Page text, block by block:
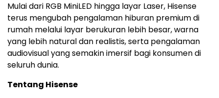
Mulai dari RGB MiniLED hingga layar Laser, Hisense
terus mengubah pengalaman hiburan premium di
rumah melalui layar berukuran lebih besar, warna
yang lebih natural dan realistis, serta pengalaman
audiovisual yang semakin imersif bagi konsumen di
seluruh dunia.
Tentang Hisense